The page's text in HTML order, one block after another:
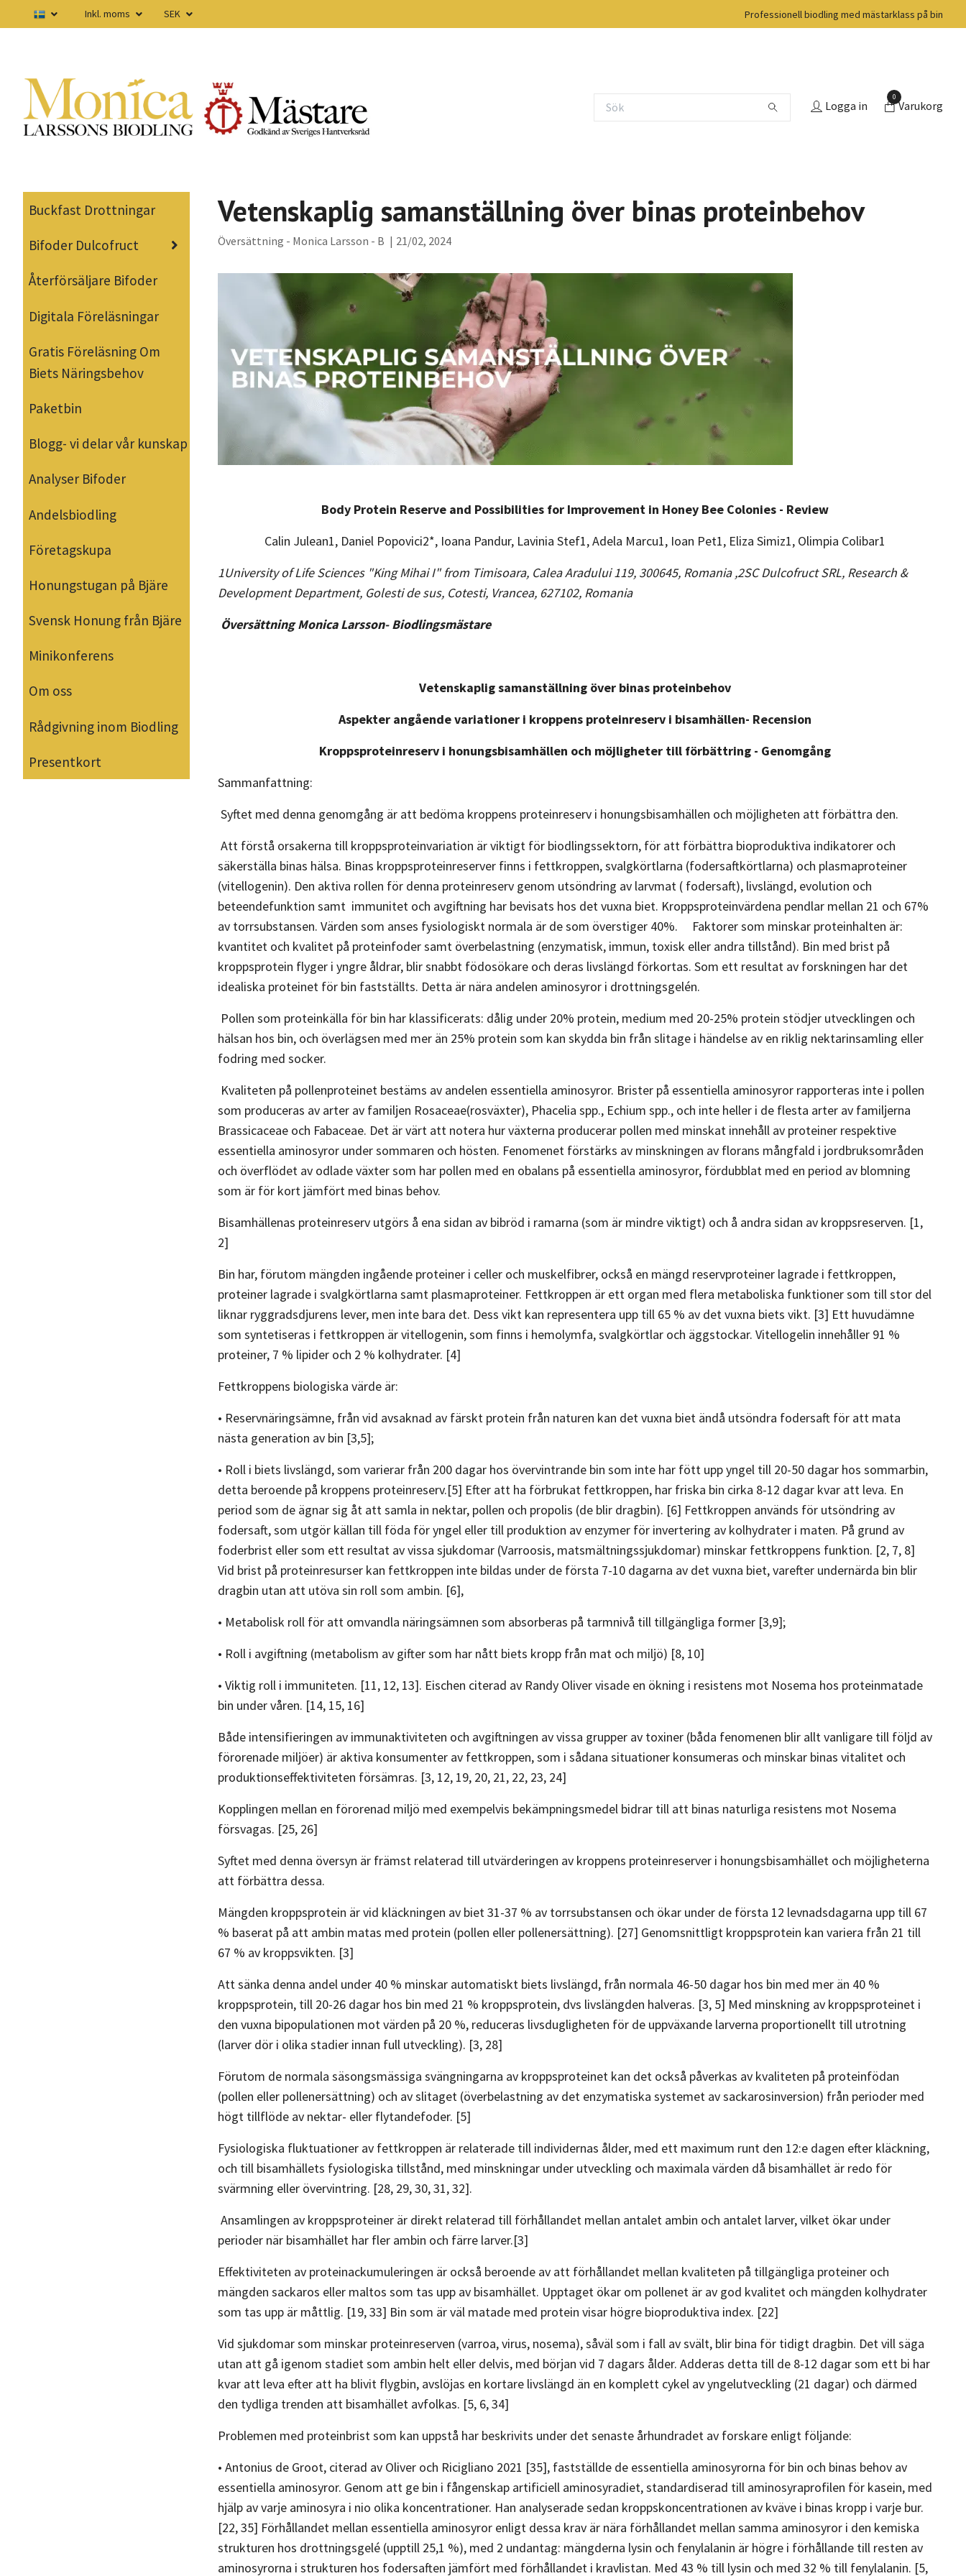
Inkl. moms SEK Professionell biodling med mästarklass på bin
Logga in
0
Varukorg
Buckfast Drottningar
Bifoder Dulcofruct
Återförsäljare Bifoder
Digitala Föreläsningar
Gratis Föreläsning Om
Biets Näringsbehov
Paketbin
Blogg- vi delar vår kunskap
Analyser Bifoder
Andelsbiodling
Företagskupa
Honungstugan på Bjäre
Svensk Honung från Bjäre
Minikonferens
Om oss
Rådgivning inom Biodling
Presentkort
Vetenskaplig samanställning över binas proteinbehov
Översättning - Monica Larsson - B | 21/02, 2024
Body Protein Reserve and Possibilities for Improvement in Honey Bee Colonies - Review
Calin Julean1, Daniel Popovici2*, Ioana Pandur, Lavinia Stef1, Adela Marcu1, Ioan Pet1, Eliza Simiz1, Olimpia Colibar1
1University of Life Sciences "King Mihai I" from Timisoara, Calea Aradului 119, 300645, Romania ,2SC Dulcofruct SRL, Research &
Development Department, Golesti de sus, Cotesti, Vrancea, 627102, Romania
Översättning Monica Larsson- Biodlingsmästare
Vetenskaplig samanställning över binas proteinbehov
Aspekter angående variationer i kroppens proteinreserv i bisamhällen- Recension
Kroppsproteinreserv i honungsbisamhällen och möjligheter till förbättring - Genomgång
Sammanfattning:
Syftet med denna genomgång är att bedöma kroppens proteinreserv i honungsbisamhällen och möjligheten att förbättra den.
Att förstå orsakerna till kroppsproteinvariation är viktigt för biodlingssektorn, för att förbättra bioproduktiva indikatorer och
säkerställa binas hälsa. Binas kroppsproteinreserver finns i fettkroppen, svalgkörtlarna (fodersaftkörtlarna) och plasmaproteiner
(vitellogenin). Den aktiva rollen för denna proteinreserv genom utsöndring av larvmat ( fodersaft), livslängd, evolution och
beteendefunktion samt immunitet och avgiftning har bevisats hos det vuxna biet. Kroppsproteinvärdena pendlar mellan 21 och 67%
av torrsubstansen. Värden som anses fysiologiskt normala är de som överstiger 40%. Faktorer som minskar proteinhalten är:
kvantitet och kvalitet på proteinfoder samt överbelastning (enzymatisk, immun, toxisk eller andra tillstånd). Bin med brist på
kroppsprotein flyger i yngre åldrar, blir snabbt födosökare och deras livslängd förkortas. Som ett resultat av forskningen har det
idealiska proteinet för bin fastställts. Detta är nära andelen aminosyror i drottningsgelén.
Pollen som proteinkälla för bin har klassificerats: dålig under 20% protein, medium med 20-25% protein stödjer utvecklingen och
hälsan hos bin, och överlägsen med mer än 25% protein som kan skydda bin från slitage i händelse av en riklig nektarinsamling eller
fodring med socker.
Kvaliteten på pollenproteinet bestäms av andelen essentiella aminosyror. Brister på essentiella aminosyror rapporteras inte i pollen
som produceras av arter av familjen Rosaceae(rosväxter), Phacelia spp., Echium spp., och inte heller i de flesta arter av familjerna
Brassicaceae och Fabaceae. Det är värt att notera hur växterna producerar pollen med minskat innehåll av proteiner respektive
essentiella aminosyror under sommaren och hösten. Fenomenet förstärks av minskningen av florans mångfald i jordbruksområden
och överflödet av odlade växter som har pollen med en obalans på essentiella aminosyror, fördubblat med en period av blomning
som är för kort jämfört med binas behov.
Bisamhällenas proteinreserv utgörs å ena sidan av bibröd i ramarna (som är mindre viktigt) och å andra sidan av kroppsreserven. [1,
2]
Bin har, förutom mängden ingående proteiner i celler och muskelfibrer, också en mängd reservproteiner lagrade i fettkroppen,
proteiner lagrade i svalgkörtlarna samt plasmaproteiner. Fettkroppen är ett organ med flera metaboliska funktioner som till stor del
liknar ryggradsdjurens lever, men inte bara det. Dess vikt kan representera upp till 65 % av det vuxna biets vikt. [3] Ett huvudämne
som syntetiseras i fettkroppen är vitellogenin, som finns i hemolymfa, svalgkörtlar och äggstockar. Vitellogelin innehåller 91 %
proteiner, 7 % lipider och 2 % kolhydrater. [4]
Fettkroppens biologiska värde är:
• Reservnäringsämne, från vid avsaknad av färskt protein från naturen kan det vuxna biet ändå utsöndra fodersaft för att mata
nästa generation av bin [3,5];
• Roll i biets livslängd, som varierar från 200 dagar hos övervintrande bin som inte har fött upp yngel till 20-50 dagar hos sommarbin,
detta beroende på kroppens proteinreserv.[5] Efter att ha förbrukat fettkroppen, har friska bin cirka 8-12 dagar kvar att leva. En
period som de ägnar sig åt att samla in nektar, pollen och propolis (de blir dragbin). [6] Fettkroppen används för utsöndring av
fodersaft, som utgör källan till föda för yngel eller till produktion av enzymer för invertering av kolhydrater i maten. På grund av
foderbrist eller som ett resultat av vissa sjukdomar (Varroosis, matsmältningssjukdomar) minskar fettkroppens funktion. [2, 7, 8]
Vid brist på proteinresurser kan fettkroppen inte bildas under de första 7-10 dagarna av det vuxna biet, varefter undernärda bin blir
dragbin utan att utöva sin roll som ambin. [6],
• Metabolisk roll för att omvandla näringsämnen som absorberas på tarmnivå till tillgängliga former [3,9];
• Roll i avgiftning (metabolism av gifter som har nått biets kropp från mat och miljö) [8, 10]
• Viktig roll i immuniteten. [11, 12, 13]. Eischen citerad av Randy Oliver visade en ökning i resistens mot Nosema hos proteinmatade
bin under våren. [14, 15, 16]
Både intensifieringen av immunaktiviteten och avgiftningen av vissa grupper av toxiner (båda fenomenen blir allt vanligare till följd av
förorenade miljöer) är aktiva konsumenter av fettkroppen, som i sådana situationer konsumeras och minskar binas vitalitet och
produktionseffektiviteten försämras. [3, 12, 19, 20, 21, 22, 23, 24]
Kopplingen mellan en förorenad miljö med exempelvis bekämpningsmedel bidrar till att binas naturliga resistens mot Nosema
försvagas. [25, 26]
Syftet med denna översyn är främst relaterad till utvärderingen av kroppens proteinreserver i honungsbisamhället och möjligheterna
att förbättra dessa.
Mängden kroppsprotein är vid kläckningen av biet 31-37 % av torrsubstansen och ökar under de första 12 levnadsdagarna upp till 67
% baserat på att ambin matas med protein (pollen eller pollenersättning). [27] Genomsnittligt kroppsprotein kan variera från 21 till
67 % av kroppsvikten. [3]
Att sänka denna andel under 40 % minskar automatiskt biets livslängd, från normala 46-50 dagar hos bin med mer än 40 %
kroppsprotein, till 20-26 dagar hos bin med 21 % kroppsprotein, dvs livslängden halveras. [3, 5] Med minskning av kroppsproteinet i
den vuxna bipopulationen mot värden på 20 %, reduceras livsdugligheten för de uppväxande larverna proportionellt till utrotning
(larver dör i olika stadier innan full utveckling). [3, 28]
Förutom de normala säsongsmässiga svängningarna av kroppsproteinet kan det också påverkas av kvaliteten på proteinfödan
(pollen eller pollenersättning) och av slitaget (överbelastning av det enzymatiska systemet av sackarosinversion) från perioder med
högt tillflöde av nektar- eller flytandefoder. [5]
Fysiologiska fluktuationer av fettkroppen är relaterade till individernas ålder, med ett maximum runt den 12:e dagen efter kläckning,
och till bisamhällets fysiologiska tillstånd, med minskningar under utveckling och maximala värden då bisamhället är redo för
svärmning eller övervintring. [28, 29, 30, 31, 32].
Ansamlingen av kroppsproteiner är direkt relaterad till förhållandet mellan antalet ambin och antalet larver, vilket ökar under
perioder när bisamhället har fler ambin och färre larver.[3]
Effektiviteten av proteinackumuleringen är också beroende av att förhållandet mellan kvaliteten på tillgängliga proteiner och
mängden sackaros eller maltos som tas upp av bisamhället. Upptaget ökar om pollenet är av god kvalitet och mängden kolhydrater
som tas upp är måttlig. [19, 33] Bin som är väl matade med protein visar högre bioproduktiva index. [22]
Vid sjukdomar som minskar proteinreserven (varroa, virus, nosema), såväl som i fall av svält, blir bina för tidigt dragbin. Det vill säga
utan att gå igenom stadiet som ambin helt eller delvis, med början vid 7 dagars ålder. Adderas detta till de 8-12 dagar som ett bi har
kvar att leva efter att ha blivit flygbin, avslöjas en kortare livslängd än en komplett cykel av yngelutveckling (21 dagar) och därmed
den tydliga trenden att bisamhället avfolkas. [5, 6, 34]
Problemen med proteinbrist som kan uppstå har beskrivits under det senaste århundradet av forskare enligt följande:
• Antonius de Groot, citerad av Oliver och Ricigliano 2021 [35], fastställde de essentiella aminosyrorna för bin och binas behov av
essentiella aminosyror. Genom att ge bin i fångenskap artificiell aminosyradiet, standardiserad till aminosyraprofilen för kasein, med
hjälp av varje aminosyra i nio olika koncentrationer. Han analyserade sedan kroppskoncentrationen av kväve i binas kropp i varje bur.
[22, 35] Förhållandet mellan essentiella aminosyror enligt dessa krav är nära förhållandet mellan samma aminosyror i den kemiska
strukturen hos drottningsgelé (upptill 25,1 %), med 2 undantag: mängderna lysin och fenylalanin är högre i förhållande till resten av
aminosyrorna i strukturen hos fodersaften jämfört med förhållandet i kravlistan. Med 43 % till lysin och med 32 % till fenylalanin. [5,